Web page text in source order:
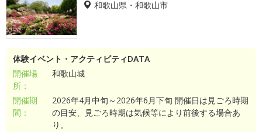
和歌山県・和歌山市
体験イベント・アクティビティDATA
開催場
所：
和歌山城
開催期
間：
2026年4月中旬～2026年6月下旬 開催日は見ごろ時期
の目安、見ごろ時期は気候等により前後する場合あ
り。